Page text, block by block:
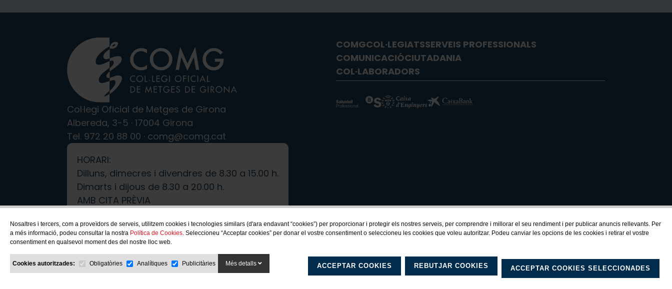
Nosaltres i tercers, com a proveïdors de serveis, utilitzem cookies i tecnologies similars (d'ara endavant “cookies”) per proporcionar i protegir els nostres serveis, per comprendre i millorar el seu rendiment i per publicar anuncis rellevants. Per
a més informació, podeu consultar la nostra Política de Cookies. Seleccioneu “Acceptar cookies” per donar el vostre consentiment o seleccioneu les cookies que voleu autoritzar. Podeu canviar les opcions de les cookies i retirar el vostre
consentiment en qualsevol moment des del nostre lloc web.
Cookies autoritzades: Obligatòries Analítiques Publicitàries Més detalls ACCEPTAR COOKIES REBUTJAR COOKIES ACCEPTAR COOKIES SELECCIONADES
Col·legi Oficial de Metges de Girona
Albereda, 3-5 · 17004 Girona
Tel. 972 20 88 00 · comg@comg.cat
HORARI:
Dilluns, dimecres i divendres de 8.30 a 15.00 h.
Dimarts i dijous de 8.30 a 20.00 h.
AMB CITA PRÈVIA
COMGCOL·LEGIATSSERVEIS PROFESSIONALS
COMUNICACIÓCIUTADANIA
COL·LABORADORS
2026© COMG. Tots els drets reservats Avís legal·Política de cookies·Política privacitat by Neorg